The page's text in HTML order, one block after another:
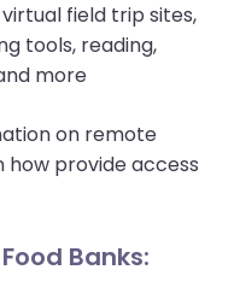
field trip sites,
tools, reading,
more
on remote
how provide access
Banks: